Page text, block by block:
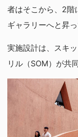
者はそこから、2階
ギャラリーへと昇
実施設計は、スキ
リル（SOM）が共